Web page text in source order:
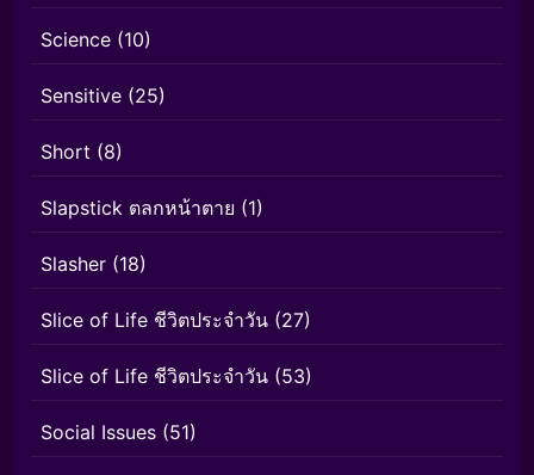
Science (10)
Sensitive (25)
Short (8)
Slapstick ตลกหน้าตาย (1)
Slasher (18)
Slice of Life ชีวิตประจำวัน (27)
Slice of Life ชีวิตประจำวัน (53)
Social Issues (51)